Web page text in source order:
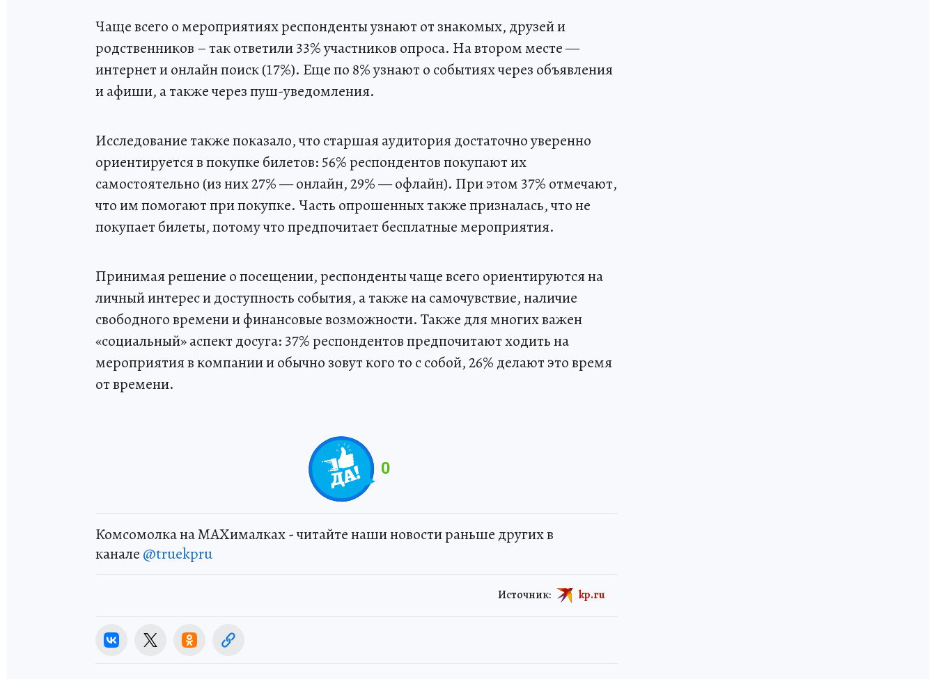
Чаще всего о мероприятиях респонденты узнают от знакомых, друзей и
родственников – так ответили 33% участников опроса. На втором месте —
интернет и онлайн поиск (17%). Еще по 8% узнают о событиях через объявления
и афиши, а также через пуш-уведомления.
Исследование также показало, что старшая аудитория достаточно уверенно
ориентируется в покупке билетов: 56% респондентов покупают их
самостоятельно (из них 27% — онлайн, 29% — офлайн). При этом 37% отмечают,
что им помогают при покупке. Часть опрошенных также призналась, что не
покупает билеты, потому что предпочитает бесплатные мероприятия.
Принимая решение о посещении, респонденты чаще всего ориентируются на
личный интерес и доступность события, а также на самочувствие, наличие
свободного времени и финансовые возможности. Также для многих важен
«социальный» аспект досуга: 37% респондентов предпочитают ходить на
мероприятия в компании и обычно зовут кого то с собой, 26% делают это время
от времени.
0
Комсомолка на MAXималках - читайте наши новости раньше других в
канале @truekpru
Источник: kp.ru